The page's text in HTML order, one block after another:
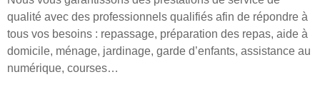
qualité avec des professionnels qualifiés afin de répondre à
tous vos besoins : repassage, préparation des repas, aide à
domicile, ménage, jardinage, garde d’enfants, assistance au
numérique, courses…